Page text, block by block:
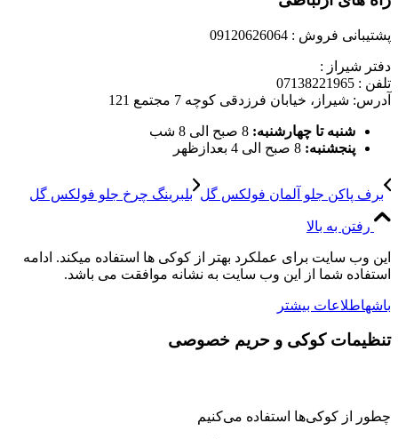
پشتیبانی فروش : 09120626064
دفتر شیراز :
تلفن : 07138221965
آدرس: شیراز، خیابان فرزدقی کوچه 7 مجتمع 121
شنبه تا چهارشنبه: 8 صبح الی 8 شب
پنجشنبه: 8 صبح الی 4 بعدازظهر
برف پاکن جلو آلمان فولکس گل بلبرینگ چرخ جلو فولکس گل
رفتن به بالا
این وب سایت برای عملکرد بهتر از کوکی ها استفاده میکند. ادامه
استفاده شما از این وب سایت به نشانه موافقت می باشد.
باشهاطلاعات بیشتر
تنظیمات کوکی و حریم خصوصی
چطور از کوکی‌ها استفاده می‌کنیم